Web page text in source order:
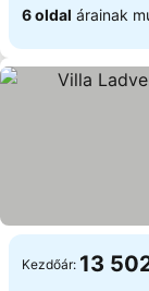
6 oldal árainak
Kezdőár: 13